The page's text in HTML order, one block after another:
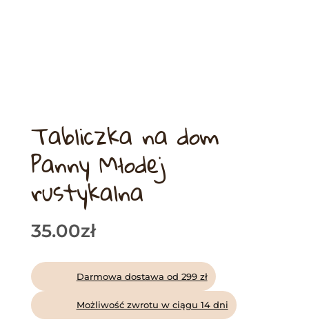
Tabliczka na dom
Panny Młodej
rustykalna
35.00zł
Darmowa dostawa od 299 zł
Możliwość zwrotu w ciągu 14 dni